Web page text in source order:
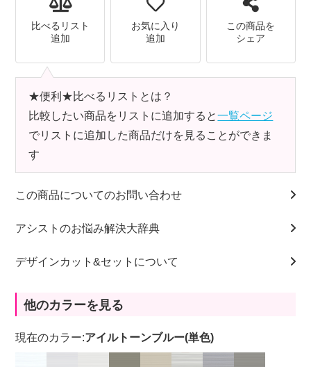
比べるリスト
追加
お気に入り
追加
この商品を
シェア
★便利★比べるリストとは？
比較したい商品をリストに追加すると一覧ページ
でリストに追加した商品だけを見ることができま
す
この商品についてのお問い合わせ
アシストのお悩み解決大辞典
デザインカット&セットについて
他のカラーを見る
現在のカラー:アイルトーンブルー(単色)